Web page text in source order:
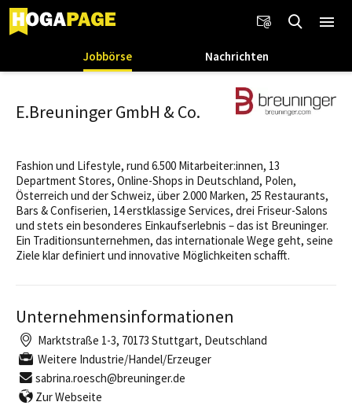
Jobbörse Nachrichten
E.Breuninger GmbH & Co.
Fashion und Lifestyle, rund 6.500 Mitarbeiter:innen, 13
Department Stores, Online-Shops in Deutschland, Polen,
Österreich und der Schweiz, über 2.000 Marken, 25 Restaurants,
Bars & Confiserien, 14 erstklassige Services, drei Friseur-Salons
und stets ein besonderes Einkaufserlebnis – das ist Breuninger.
Ein Traditionsunternehmen, das internationale Wege geht, seine
Ziele klar definiert und innovative Möglichkeiten schafft.
Unternehmensinformationen
Marktstraße 1-3, 70173 Stuttgart, Deutschland
Weitere Industrie/Handel/Erzeuger
sabrina.roesch@breuninger.de
Zur Webseite